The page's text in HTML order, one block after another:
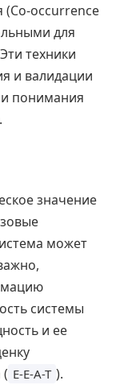
(Co-occurrence
для
техники
и валидации
понимания
значение
может
системы
и ее
( E-E-A-T ).